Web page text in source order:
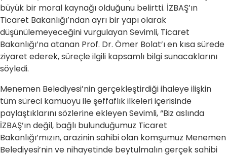
büyük bir moral kaynağı olduğunu belirtti. İZBAŞ’ın
Ticaret Bakanlığı’ndan ayrı bir yapı olarak
düşünülemeyeceğini vurgulayan Sevimli, Ticaret
Bakanlığı’na atanan Prof. Dr. Ömer Bolat’ı en kısa sürede
ziyaret ederek, süreçle ilgili kapsamlı bilgi sunacaklarını
söyledi.
Menemen Belediyesi’nin gerçekleştirdiği ihaleye ilişkin
tüm süreci kamuoyu ile şeffaflık ilkeleri içerisinde
paylaştıklarını sözlerine ekleyen Sevimli, “Biz aslında
İZBAŞ’ın değil, bağlı bulunduğumuz Ticaret
Bakanlığı’mızın, arazinin sahibi olan komşumuz Menemen
Belediyesi’nin ve nihayetinde beytulmalın gerçek sahibi